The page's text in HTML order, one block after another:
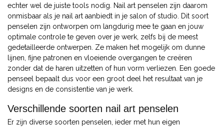
echter wel de juiste tools nodig. Nail art penselen zijn daarom
onmisbaar als je nail art aanbiedt in je salon of studio. Dit soort
penselen zijn ontworpen om langdurig mee te gaan en jouw
optimale controle te geven over je werk, zelfs bij de meest
gedetailleerde ontwerpen. Ze maken het mogelijk om dunne
lijnen, fijne patronen en vloeiende overgangen te creëren
zonder dat de haren uitzetten of hun vorm verliezen. Een goede
penseel bepaalt dus voor een groot deel het resultaat van je
designs en de consistentie van je werk.
Verschillende soorten nail art penselen
Er zijn diverse soorten penselen, ieder met hun eigen